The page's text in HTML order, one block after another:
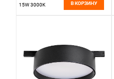
15W 3000K
В КОРЗИНУ